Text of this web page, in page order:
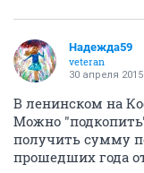
Надежда59
veteran
30 апреля 2015
В ленинском на
Можно
получить сумму
прошедших года